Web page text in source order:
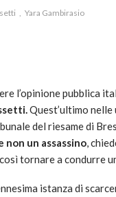
Yara Gambirasio
l’opinione pubblica
Quest’ultimo
del riesame di
non un assassino,
tornare a condurre
istanza di
quale
prato